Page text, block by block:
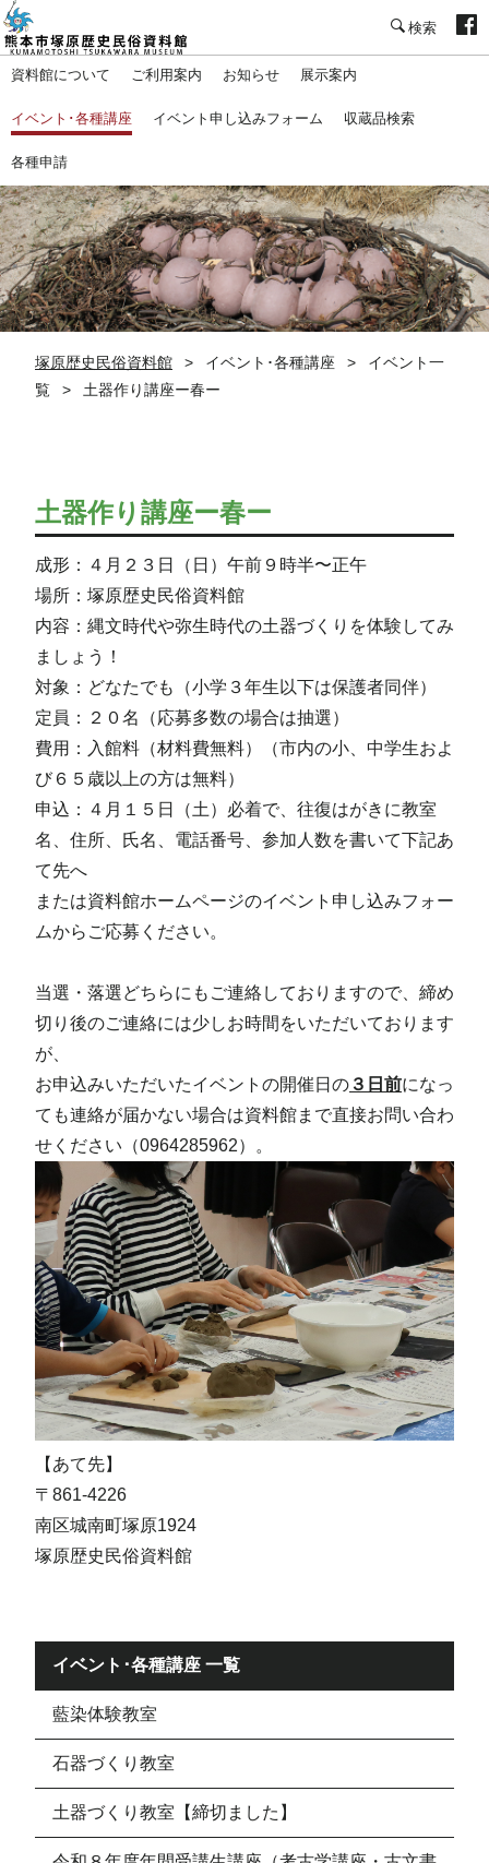
資料館について ご利用案内 お知らせ 展示案内
イベント･各種講座 イベント申し込みフォーム 収蔵品検索
各種申請
塚原歴史民俗資料館 イベント･各種講座
イベント一
覧
土器作り講座ー春ー
土器作り講座ー春ー
成形：４月２３日（日）午前９時半〜正午
場所：塚原歴史民俗資料館
内容：縄文時代や弥生時代の土器づくりを体験してみ
ましょう！
対象：どなたでも（小学３年生以下は保護者同伴）
定員：２０名（応募多数の場合は抽選）
費用：入館料（材料費無料）（市内の小、中学生およ
び６５歳以上の方は無料）
申込：４月１５日（土）必着で、往復はがきに教室
名、住所、氏名、電話番号、参加人数を書いて下記あ
て先へ
または資料館ホームページのイベント申し込みフォー
ムからご応募ください。
当選・落選どちらにもご連絡しておりますので、締め
切り後のご連絡には少しお時間をいただいております
が、
お申込みいただいたイベントの開催日の ３日前になっ
ても連絡が届かない場合は資料館まで直接お問い合わ
せください（0964285962）。
【あて先】
〒861-4226
南区城南町塚原1924
塚原歴史民俗資料館
イベント･各種講座 一覧
藍染体験教室
石器づくり教室
土器づくり教室【締切ました】